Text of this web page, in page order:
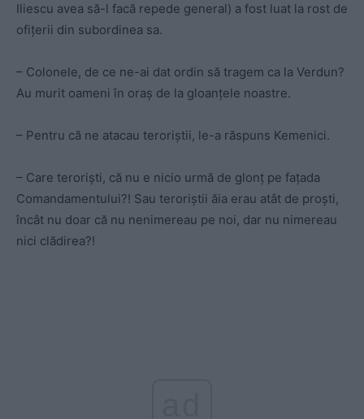
Iliescu avea să-l facă repede general) a fost luat la rost de
ofițerii din subordinea sa.
– Colonele, de ce ne-ai dat ordin să tragem ca la Verdun?
Au murit oameni în oraș de la gloanțele noastre.
– Pentru că ne atacau teroriștii, le-a răspuns Kemenici.
– Care teroriști, că nu e nicio urmă de glonț pe fațada
Comandamentului?! Sau teroriștii ăia erau atât de proști,
încât nu doar că nu nenimereau pe noi, dar nu nimereau
nici clădirea?!